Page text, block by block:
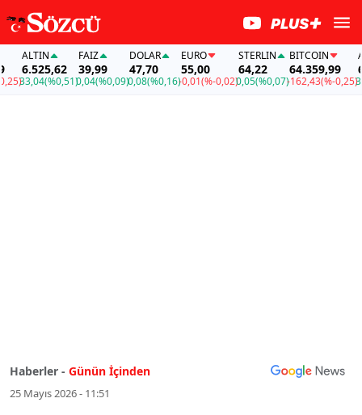
ALTIN
6.525,62
33,04(%0,51)
FAİZ
39,99
0,04(%0,09)
DOLAR
47,70
0,08(%0,16)
EURO
55,00
-0,01(%-0,02)
STERLIN
64,22
0,05(%0,07)
BITCOIN
64.359,99
-162,43(%-0,25)
Haberler - Günün İçinden
25 Mayıs 2026 - 11:51